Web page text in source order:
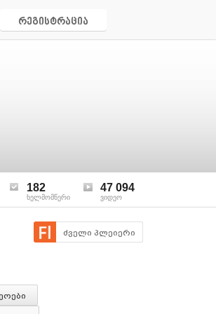
რეგისტრაცია
182
ხელმომწერი
47 094
ვიდეო
ძველი პლეიერი